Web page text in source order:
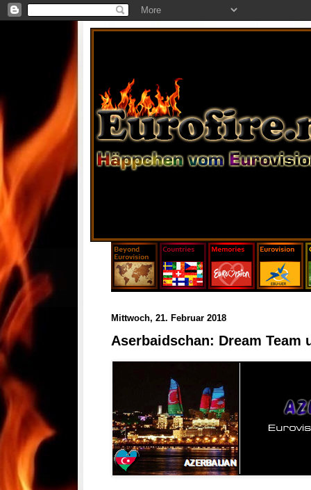
Mittwoch, 21. Februar 2018
Aserbaidschan: Dream Team